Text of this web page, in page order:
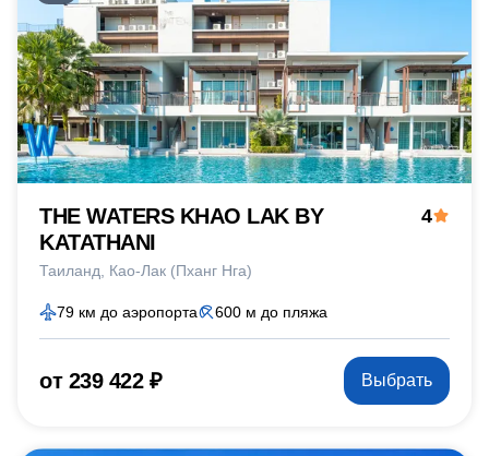
THE WATERS KHAO LAK BY
KATATHANI
Таиланд Као-Лак (Пханг Нга)
4
79 км до аэропорта 600 м до пляжа
от 239 422 ₽ Выбрать